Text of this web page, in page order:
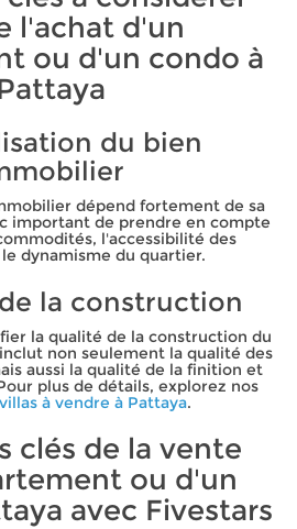
l'achat d'un
ou d'un condo à
du bien
dépend fortement de sa
important de prendre en compte
l'accessibilité des
dynamisme du quartier.
la construction
la qualité de la construction du
non seulement la qualité des
aussi la qualité de la finition et
plus de détails, explorez nos
à vendre à Pattaya.
clés de la vente
ou d'un
avec Fivestars